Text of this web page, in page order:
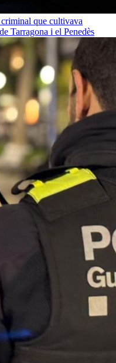
que cultivava
Tarragona i el Penedès